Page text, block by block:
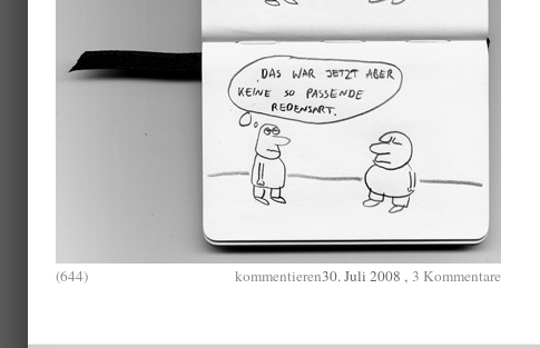
(644) 3 Kommentare
30. Juli 2008 ,
kommentieren